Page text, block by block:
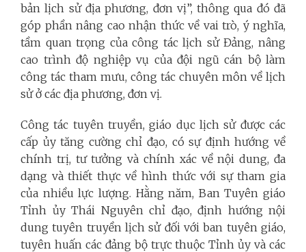
bản lịch sử địa phương, đơn vị”, thông qua đó đã
góp phần nâng cao nhận thức về vai trò, ý nghĩa,
tầm quan trọng của công tác lịch sử Đảng, nâng
cao trình độ nghiệp vụ của đội ngũ cán bộ làm
công tác tham mưu, công tác chuyên môn về lịch
sử ở các địa phương, đơn vị.
Công tác tuyên truyền, giáo dục lịch sử được các
cấp ủy tăng cường chỉ đạo, có sự định hướng về
chính trị, tư tưởng và chính xác về nội dung, đa
dạng và thiết thực về hình thức với sự tham gia
của nhiều lực lượng. Hằng năm, Ban Tuyên giáo
Tỉnh ủy Thái Nguyên chỉ đạo, định hướng nội
dung tuyên truyền lịch sử đối với ban tuyên giáo,
tuyên huấn các đảng bộ trực thuộc Tỉnh ủy và các